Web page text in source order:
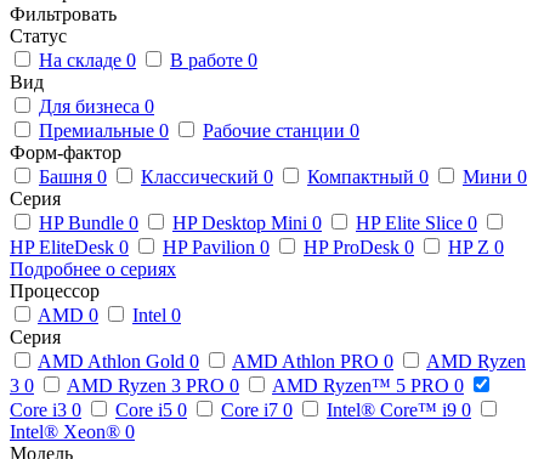
Фильтровать
Статус
На складе 0 В работе 0
Вид
Для бизнеса 0
Премиальные 0 Рабочие станции 0
Форм-фактор
Башня 0 Классический 0 Компактный 0 Мини 0
Серия
HP Bundle 0 HP Desktop Mini 0 HP Elite Slice 0
HP EliteDesk 0 HP Pavilion 0 HP ProDesk 0 HP Z 0
Подробнее о сериях
Процессор
AMD 0 Intel 0
Серия
AMD Athlon Gold 0 AMD Athlon PRO 0
AMD Ryzen
3 0 AMD Ryzen 3 PRO 0 AMD Ryzen™ 5 PRO 0
Core i3 0 Core i5 0 Core i7 0 Intel® Core™ i9 0
Intel® Xeon® 0
Модель